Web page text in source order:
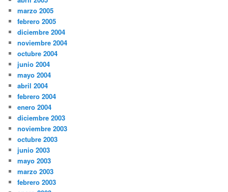
marzo 2005
febrero 2005
diciembre 2004
noviembre 2004
octubre 2004
junio 2004
mayo 2004
abril 2004
febrero 2004
enero 2004
diciembre 2003
noviembre 2003
octubre 2003
junio 2003
mayo 2003
marzo 2003
febrero 2003